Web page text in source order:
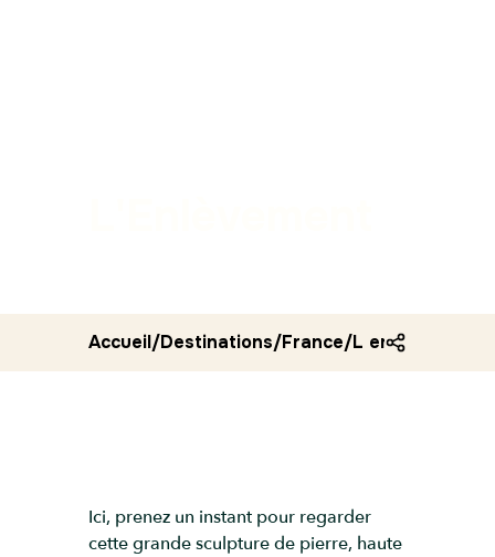
Accueil/Destinations/France/L enlevement
Ici, prenez un instant pour regarder
cette grande sculpture de pierre, haute